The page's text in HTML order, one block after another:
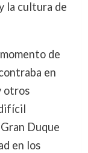
la cultura de
de
en
otros
Duque
en los